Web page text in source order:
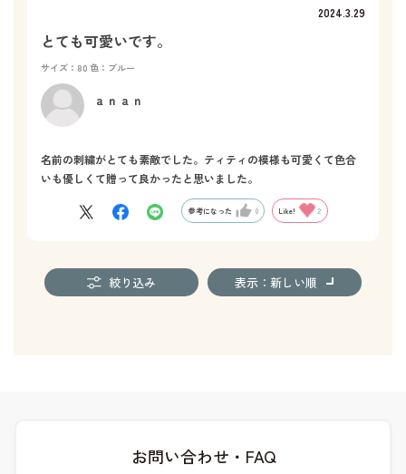
2024.3.29
とても可愛いです。
サイズ：80 色：ブルー
ａｎａｎ
名前の刺繍がとても素敵でした。ティティの模様も可愛くて色合
いも優しくて贈って良かったと思いました。
参考になった 0 Like! 2
絞り込み 表示：新しい順
お問い合わせ・FAQ